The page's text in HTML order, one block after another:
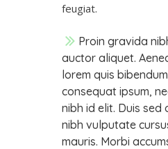
feugiat.
Proin gravida
auctor aliquet.
lorem quis
consequat ipsum,
nibh id elit. Duis sed
nibh vulputate
mauris. Morbi